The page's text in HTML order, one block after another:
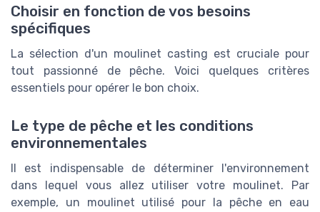
Choisir en fonction de vos besoins
spécifiques
La sélection d'un moulinet casting est cruciale pour
tout passionné de pêche. Voici quelques critères
essentiels pour opérer le bon choix.
Le type de pêche et les conditions
environnementales
Il est indispensable de déterminer l'environnement
dans lequel vous allez utiliser votre moulinet. Par
exemple, un moulinet utilisé pour la pêche en eau